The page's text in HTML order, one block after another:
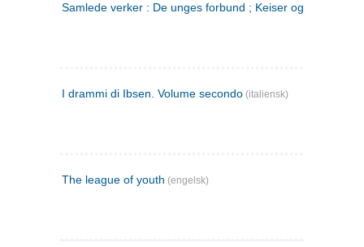
Samlede verker : De unges forbund ; Keiser og Galilæer. 3
I drammi di Ibsen. Volume secondo (italiensk)
The league of youth (engelsk)